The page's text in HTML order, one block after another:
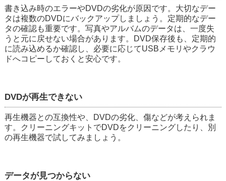
書き込み時のエラーやDVDの劣化が原因です。大切なデー
タは複数のDVDにバックアップしましょう。定期的なデー
タの確認も重要です。写真やアルバムのデータは、一度失
うと元に戻せない場合があります。DVD保存後も、定期的
に読み込めるか確認し、必要に応じてUSBメモリやクラウ
ドへコピーしておくと安心です。
DVDが再生できない
再生機器との互換性や、DVDの劣化、傷などが考えられま
す。クリーニングキットでDVDをクリーニングしたり、別
の再生機器で試してみましょう。
データが見つからない